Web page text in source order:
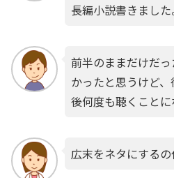
長編小説書きました
前半のままだけだ
かったと思うけど
後何度も聴くことに
広末をネタにする